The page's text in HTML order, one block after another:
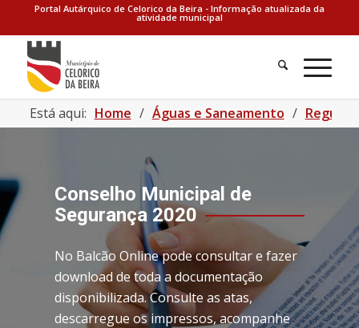
Portal Autárquico de Celorico da Beira - Informação atualizada da
atividade municipal
Está aqui: Home / Águas e Saneamento /
Conselho Municipal de
Segurança 2020
No Balcão Online pode consultar e fazer
download de toda a documentação
disponibilizada. Consulte as atas,
descarregue os impressos, acompanhe